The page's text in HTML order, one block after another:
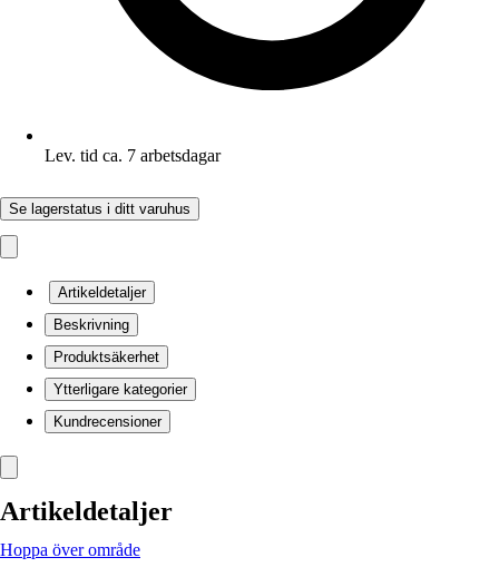
Lev. tid ca. 7 arbetsdagar
Se lagerstatus i ditt varuhus
Artikeldetaljer
Beskrivning
Produktsäkerhet
Ytterligare kategorier
Kundrecensioner
Artikeldetaljer
Hoppa över område